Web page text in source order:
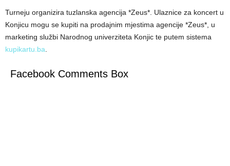
Turneju organizira tuzlanska agencija *Zeus*. Ulaznice za koncert u
Konjicu mogu se kupiti na prodajnim mjestima agencije *Zeus*, u
marketing službi Narodnog univerziteta Konjic te putem sistema
kupikartu.ba
Facebook Comments Box